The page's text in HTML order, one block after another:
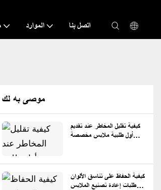
الموارد اتصل بنا
موصى به لك
كيفية تقليل المخاطر عند تقديم
أول طلبية ملابس مخصصة
كيفية الحفاظ على تناسق الألوان
في طلبات إعادة تصنيع الملابس